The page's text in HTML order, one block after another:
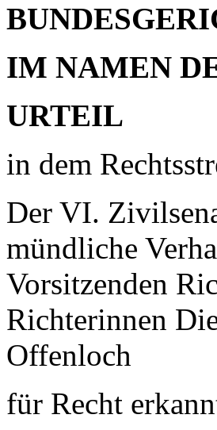
IM NAMEN
URTEIL
in dem
Der VI.
mündliche
Vorsitzenden
Richterinnen
Offenloch
für Recht